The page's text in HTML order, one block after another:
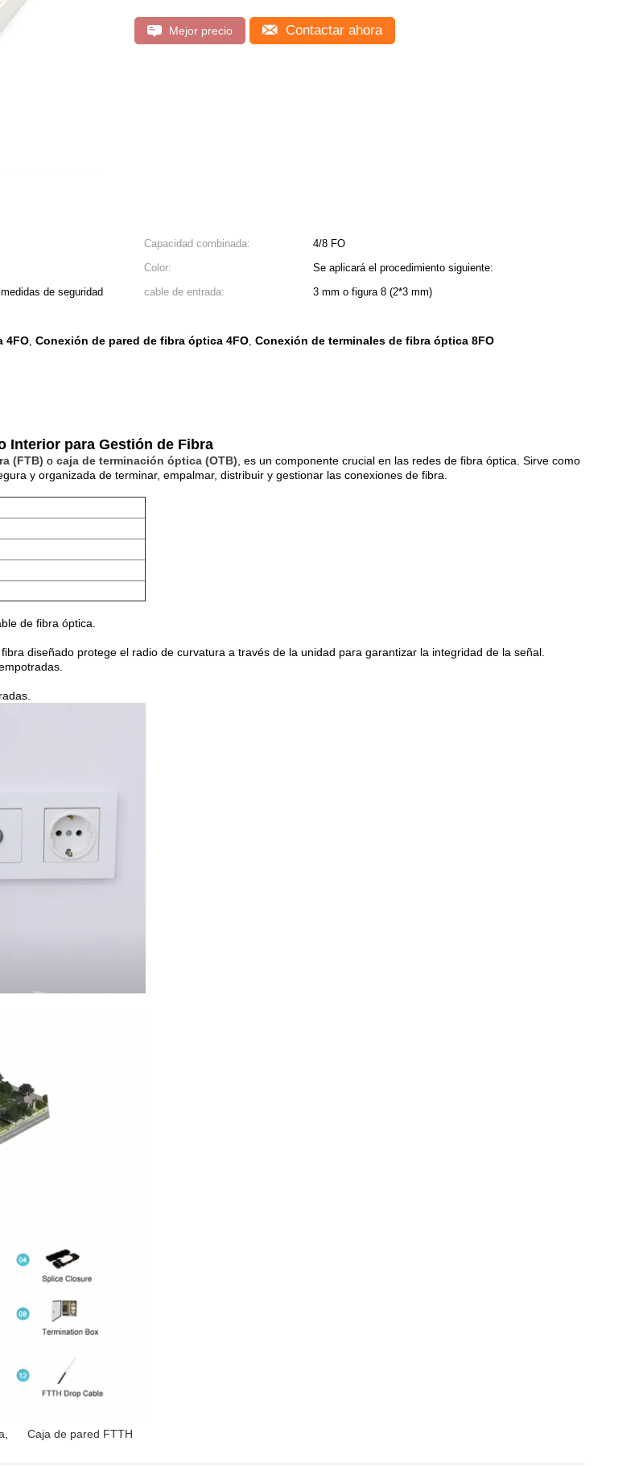
Mejor precio Contactar ahora
Capacidad combinada:
4/8 FO
Color:
Se aplicará el procedimiento siguiente:
de seguridad
cable de entrada: 3 mm o figura 8 (2*3 mm)
4FO, Conexión de pared de fibra óptica 4FO, Conexión de terminales de fibra óptica 8FO
Interior para Gestión de Fibra
(FTB) o caja de terminación óptica (OTB) , es un componente crucial en las redes de fibra óptica. Sirve como
y organizada de terminar, empalmar, distribuir y gestionar las conexiones de fibra.
de fibra óptica.
diseñado protege el radio de curvatura a través de la unidad para garantizar la integridad de la señal.
Caja de pared FTTH